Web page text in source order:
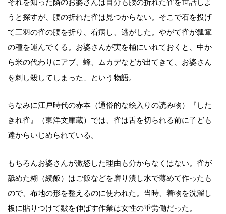
それを知った隣のお婆さんは自分も腰の折れた雀を世話しよ
うと探すが、腰の折れた雀は見つからない。そこで石を投げ
て三羽の雀の腰を折り、看病し、逃がした。やがて雀が瓢箪
の種を運んでくる。お婆さんが実を桶にいれておくと、中か
ら米の代わりにアブ、蜂、ムカデなどが出てきて、お婆さん
を刺し殺してしまった、という物語。
ちなみに江戸時代の赤本（通俗的な絵入りの読み物）『した
きれ雀』（東洋文庫蔵）では、雀は舌を切られる前に子ども
達からいじめられている。
もちろんお婆さんが激怒した理由も分からなくはない。雀が
舐めた糊（続飯）はご飯などを磨り潰し水で薄めて作ったも
ので、布地の形を整えるのに使われた。当時、着物を洗濯し
板に貼りつけて皺を伸ばす作業は女性の重労働だった。